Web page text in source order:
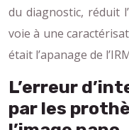
du diagnostic, réduit
voie à une
était l’apanage de
L’erreur
par les